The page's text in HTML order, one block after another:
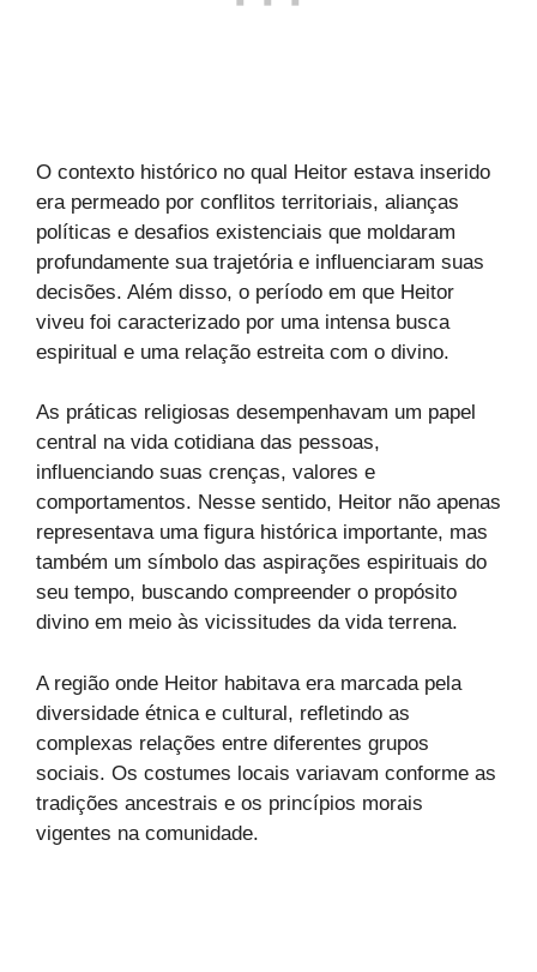
O contexto histórico no qual Heitor estava inserido
era permeado por conflitos territoriais, alianças
políticas e desafios existenciais que moldaram
profundamente sua trajetória e influenciaram suas
decisões. Além disso, o período em que Heitor
viveu foi caracterizado por uma intensa busca
espiritual e uma relação estreita com o divino.
As práticas religiosas desempenhavam um papel
central na vida cotidiana das pessoas,
influenciando suas crenças, valores e
comportamentos. Nesse sentido, Heitor não apenas
representava uma figura histórica importante, mas
também um símbolo das aspirações espirituais do
seu tempo, buscando compreender o propósito
divino em meio às vicissitudes da vida terrena.
A região onde Heitor habitava era marcada pela
diversidade étnica e cultural, refletindo as
complexas relações entre diferentes grupos
sociais. Os costumes locais variavam conforme as
tradições ancestrais e os princípios morais
vigentes na comunidade.